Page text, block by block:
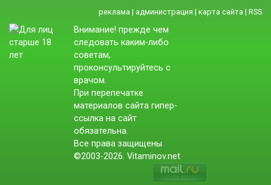
реклама | администрация | карта сайта | RSS
Внимание! прежде чем
следовать каким-либо
советам,
проконсультируйтесь с
врачом.
При перепечатке
материалов сайта гипер-
ссылка на сайт
обязательна.
Все права защищены
©2003-2026. Vitaminov.net